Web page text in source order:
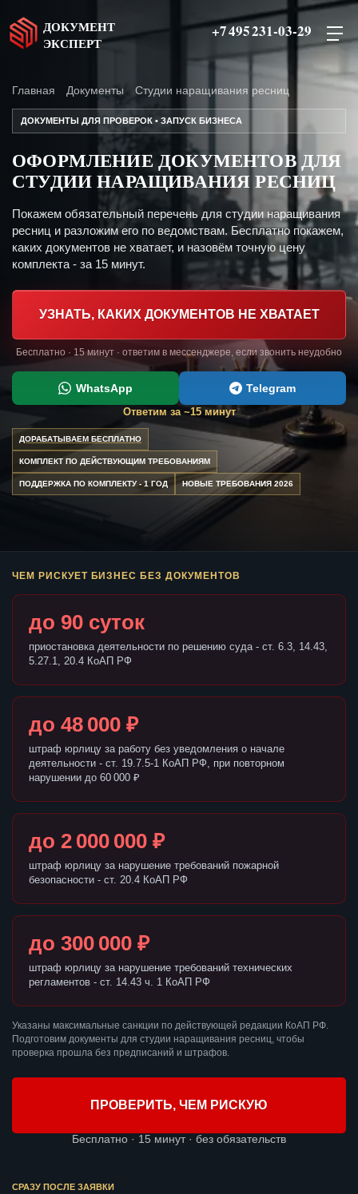
ДОКУМЕНТ
ЭКСПЕРТ
+7 495 231-03-29
Главная Документы Студии наращивания ресниц
ДОКУМЕНТЫ ДЛЯ ПРОВЕРОК • ЗАПУСК БИЗНЕСА
ОФОРМЛЕНИЕ ДОКУМЕНТОВ ДЛЯ
СТУДИИ НАРАЩИВАНИЯ РЕСНИЦ
Покажем обязательный перечень для студии наращивания
ресниц и разложим его по ведомствам. Бесплатно покажем,
каких документов не хватает, и назовём точную цену
комплекта - за 15 минут.
УЗНАТЬ, КАКИХ ДОКУМЕНТОВ НЕ ХВАТАЕТ
Бесплатно · 15 минут · ответим в мессенджере, если звонить неудобно
WhatsApp Telegram
Ответим за ~15 минут
ДОРАБАТЫВАЕМ БЕСПЛАТНО
КОМПЛЕКТ ПО ДЕЙСТВУЮЩИМ ТРЕБОВАНИЯМ
ПОДДЕРЖКА ПО КОМПЛЕКТУ - 1 ГОД НОВЫЕ ТРЕБОВАНИЯ 2026
ЧЕМ РИСКУЕТ БИЗНЕС БЕЗ ДОКУМЕНТОВ
до 90 суток
приостановка деятельности по решению суда - ст. 6.3, 14.43,
5.27.1, 20.4 КоАП РФ
до 48 000 ₽
штраф юрлицу за работу без уведомления о начале
деятельности - ст. 19.7.5-1 КоАП РФ, при повторном
нарушении до 60 000 ₽
до 2 000 000 ₽
штраф юрлицу за нарушение требований пожарной
безопасности - ст. 20.4 КоАП РФ
до 300 000 ₽
штраф юрлицу за нарушение требований технических
регламентов - ст. 14.43 ч. 1 КоАП РФ
Указаны максимальные санкции по действующей редакции КоАП РФ.
Подготовим документы для студии наращивания ресниц, чтобы
проверка прошла без предписаний и штрафов.
ПРОВЕРИТЬ, ЧЕМ РИСКУЮ
Бесплатно · 15 минут · без обязательств
СРАЗУ ПОСЛЕ ЗАЯВКИ